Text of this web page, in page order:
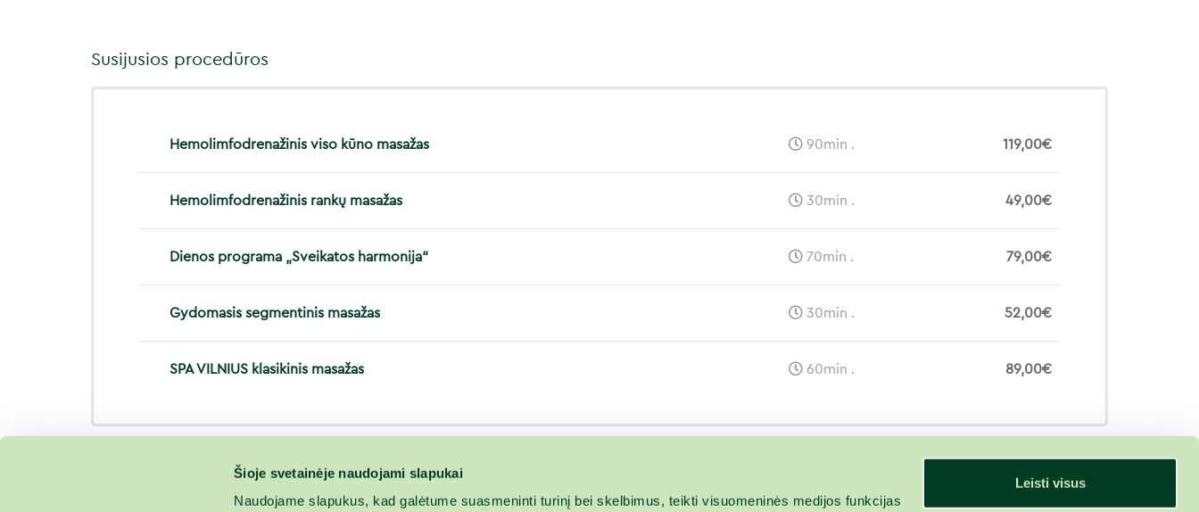
Šioje svetainėje naudojami slapukai
Naudojame slapukus, kad galėtume suasmeninti turinį bei skelbimus, teikti visuomeninės medijos funkcijas
Leisti visus
Susijusios procedūros
Hemolimfodrenažinis viso kūno masažas 90min . 119,00€
Hemolimfodrenažinis rankų masažas 30min . 49,00€
Dienos programa „Sveikatos harmonija“ 70min . 79,00€
Gydomasis segmentinis masažas 30min . 52,00€
SPA VILNIUS klasikinis masažas 60min . 89,00€